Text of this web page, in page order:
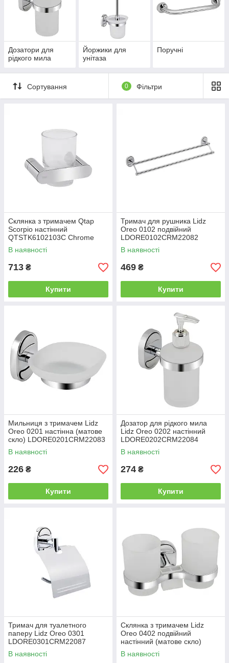
Дозатори для
рідкого мила
Йоржики для
унітаза
Поручні
Сортування 0 Фільтри
Склянка з тримачем Qtap
Scorpio настінний
QTSTK6102103C Chrome
(Sklenka)
В наявності
713 ₴
Купити
Тримач для рушника Lidz
Oreo 0102 подвійний
LDORE0102CRM22082
Chrome
В наявності
469 ₴
Купити
Мильниця з тримачем Lidz
Oreo 0201 настінна (матове
скло) LDORE0201CRM22083
Chrome
В наявності
226 ₴
Купити
Дозатор для рідкого мила
Lidz Oreo 0202 настінний
LDORE0202CRM22084
Chrome
В наявності
274 ₴
Купити
Тримач для туалетного
паперу Lidz Oreo 0301
LDORE0301CRM22087
Chrome
В наявності
Склянка з тримачем Lidz
Oreo 0402 подвійний
настінний (матове скло)
LDORE0402CRM22164
Chrome
В наявності